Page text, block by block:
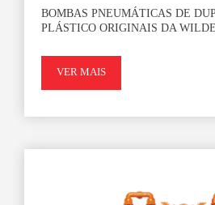
BOMBAS PNEUMÁTICAS DE
PLÁSTICO ORIGINAIS DA
VER MAIS